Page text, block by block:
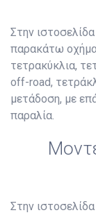
Στην
παρακάτω
τετρακύκλια,
off-road,
μετάδοση, με
παραλία.
Στην